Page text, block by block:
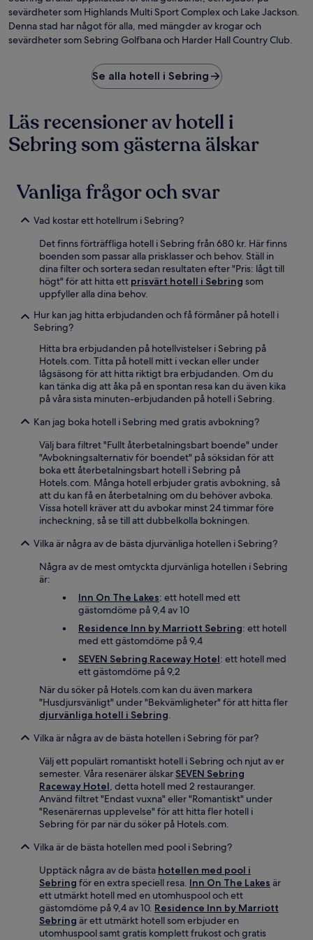
sevärdheter som Highlands Multi Sport Complex och Lake Jackson.
Denna stad har något för alla, med mängder av krogar och
sevärdheter som Sebring Golfbana och Harder Hall Country Club.
Se alla hotell i Sebring
Läs recensioner av hotell i
Sebring som gästerna älskar
Vanliga frågor och svar
Vad kostar ett hotellrum i Sebring?
Det finns förträffliga hotell i Sebring från 680 kr. Här finns
boenden som passar alla prisklasser och behov. Ställ in
dina filter och sortera sedan resultaten efter "Pris: lågt till
högt" för att hitta ett prisvärt hotell i Sebring som
uppfyller alla dina behov.
Hur kan jag hitta erbjudanden och få förmåner på hotell i
Sebring?
Hitta bra erbjudanden på hotellvistelser i Sebring på
Hotels.com. Titta på hotell mitt i veckan eller under
lågsäsong för att hitta riktigt bra erbjudanden. Om du
kan tänka dig att åka på en spontan resa kan du även kika
på våra sista minuten-erbjudanden på hotell i Sebring.
Kan jag boka hotell i Sebring med gratis avbokning?
Välj bara filtret "Fullt återbetalningsbart boende" under
"Avbokningsalternativ för boendet" på söksidan för att
boka ett återbetalningsbart hotell i Sebring på
Hotels.com. Många hotell erbjuder gratis avbokning, så
att du kan få en återbetalning om du behöver avboka.
Vissa hotell kräver att du avbokar minst 24 timmar före
incheckning, så se till att dubbelkolla bokningen.
Vilka är några av de bästa djurvänliga hotellen i Sebring?
Några av de mest omtyckta djurvänliga hotellen i Sebring
är:
Inn On The Lakes: ett hotell med ett
gästomdöme på 9,4 av 10
Residence Inn by Marriott Sebring: ett hotell
med ett gästomdöme på 9,4
SEVEN Sebring Raceway Hotel: ett hotell med
ett gästomdöme på 9,2
När du söker på Hotels.com kan du även markera
"Husdjursvänligt" under "Bekvämligheter" för att hitta fler
djurvänliga hotell i Sebring.
Vilka är några av de bästa hotellen i Sebring för par?
Välj ett populärt romantiskt hotell i Sebring och njut av er
semester. Våra resenärer älskar SEVEN Sebring
Raceway Hotel, detta hotell med 2 restauranger.
Använd filtret "Endast vuxna" eller "Romantiskt" under
"Resenärernas upplevelse" för att hitta fler hotell i
Sebring för par när du söker på Hotels.com.
Vilka är de bästa hotellen med pool i Sebring?
Upptäck några av de bästa hotellen med pool i
Sebring för en extra speciell resa. Inn On The Lakes är
ett utmärkt hotell med en utomhuspool och ett
gästomdöme på 9,4 av 10. Residence Inn by Marriott
Sebring är ett utmärkt hotell som erbjuder en
utomhuspool samt gratis komplett frukost och gratis